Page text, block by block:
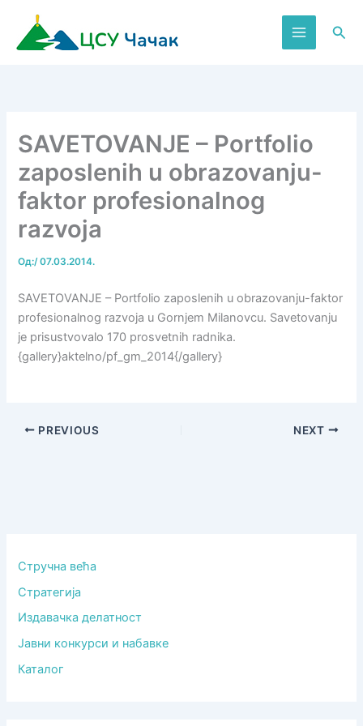
садржај
SAVETOVANJE – Portfolio
zaposlenih u obrazovanju-
faktor profesionalnog
razvoja
Од:/07.03.2014.
SAVETOVANJE – Portfolio zaposlenih u obrazovanju-faktor
profesionalnog razvoja u Gornjem Milanovcu. Savetovanju
je prisustvovalo 170 prosvetnih radnika.
{gallery}aktelno/pf_gm_2014{/gallery}
PREVIOUS NEXT
Стручна већа
Стратегија
Издавачка делатност
Јавни конкурси и набавке
Каталог